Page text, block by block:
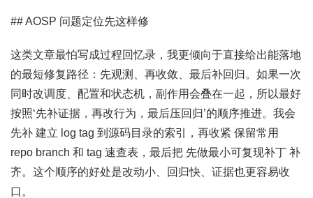
## AOSP 问题定位先这样修
这类文章最怕写成过程回忆录，我更倾向于直接给出能落地
的最短修复路径：先观测、再收敛、最后补回归。如果一次
同时改调度、配置和状态机，副作用会叠在一起，所以最好
按照‘先补证据，再改行为，最后压回归’的顺序推进。我会
先补 建立 log tag 到源码目录的索引，再收紧 保留常用
repo branch 和 tag 速查表，最后把 先做最小可复现补丁 补
齐。这个顺序的好处是改动小、回归快、证据也更容易收
口。